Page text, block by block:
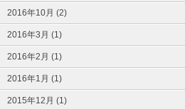
2016年10月 (2)
2016年3月 (1)
2016年2月 (1)
2016年1月 (1)
2015年12月 (1)